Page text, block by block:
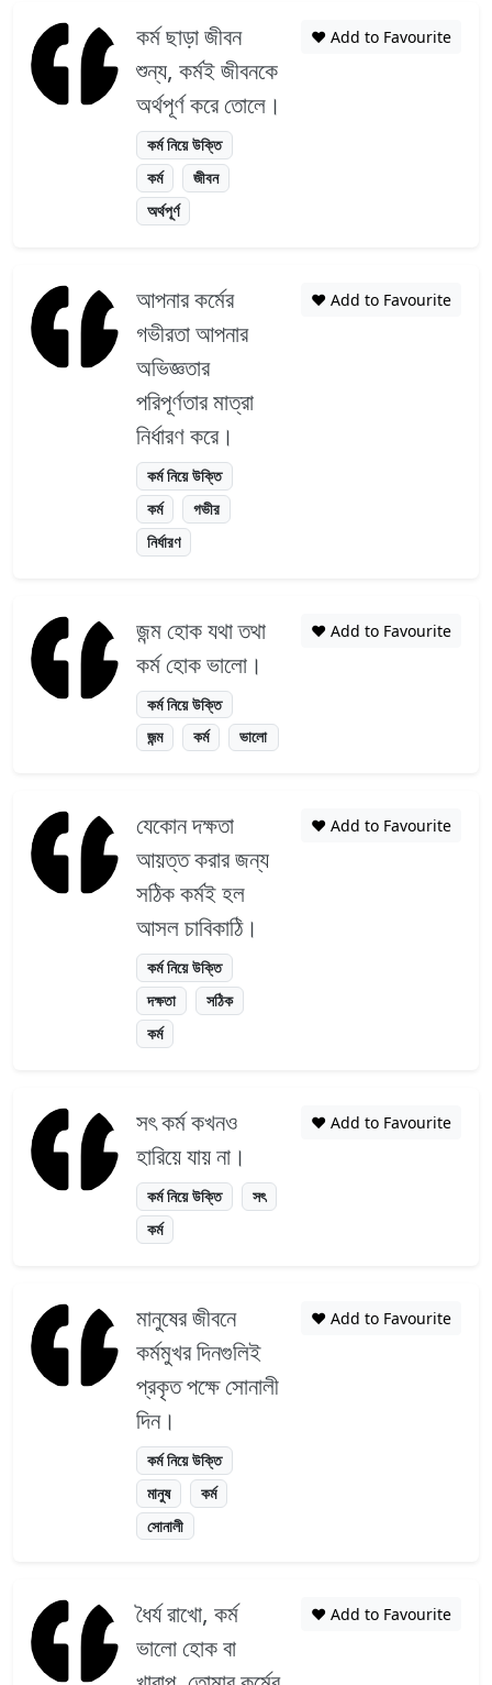
কর্ম ছাড়া জীবন
শুন্য, কর্মই জীবনকে
অর্থপূর্ণ করে তোলে।
কর্ম নিয়ে উক্তি
কর্ম
জীবন
অর্থপূর্ণ
❤️ Add to Favourite
আপনার কর্মের
গভীরতা আপনার
অভিজ্ঞতার
পরিপূর্ণতার মাত্রা
নির্ধারণ করে।
কর্ম নিয়ে উক্তি
কর্ম
গভীর
নির্ধারণ
❤️ Add to Favourite
জন্ম হোক যথা তথা
কর্ম হোক ভালো।
কর্ম নিয়ে উক্তি
জন্ম
কর্ম ভালো
❤️ Add to Favourite
যেকোন দক্ষতা
আয়ত্ত করার জন্য
সঠিক কর্মই হল
আসল চাবিকাঠি।
কর্ম নিয়ে উক্তি
দক্ষতা
সঠিক
কর্ম
❤️ Add to Favourite
সৎ কর্ম কখনও
হারিয়ে যায় না।
কর্ম নিয়ে উক্তি
সৎ
কর্ম
❤️ Add to Favourite
মানুষের জীবনে
কর্মমুখর দিনগুলিই
প্রকৃত পক্ষে সোনালী
দিন।
কর্ম নিয়ে উক্তি
মানুষ
কর্ম
সোনালী
❤️ Add to Favourite
ধৈর্য রাখো, কর্ম
ভালো হোক বা
❤️ Add to Favourite